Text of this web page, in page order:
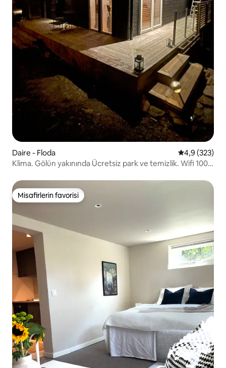
Daire - Floda 5 üzerinden
4,9 (323)
Klima. Gölün yakınında Ücretsiz park ve temizlik. Wifi 100
Misafirlerin favorisi
Misafirlerin favorisi